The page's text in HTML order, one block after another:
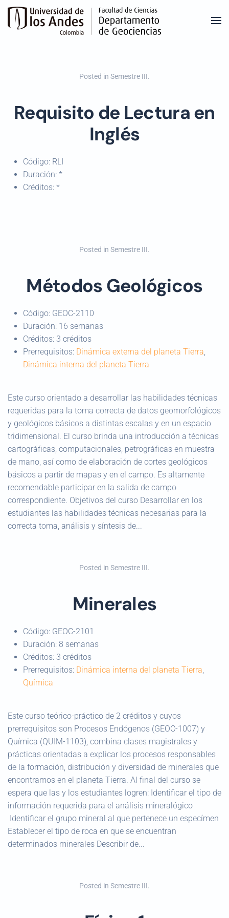
Skip to main content
Posted in Semestre III.
Requisito de Lectura en
Inglés
Código: RLI
Duración: *
Créditos: *
Posted in Semestre III.
Métodos Geológicos
Código: GEOC-2110
Duración: 16 semanas
Créditos: 3 créditos
Prerrequisitos: Dinámica externa del planeta Tierra,
Dinámica interna del planeta Tierra
Este curso orientado a desarrollar las habilidades técnicas
requeridas para la toma correcta de datos geomorfológicos
y geológicos básicos a distintas escalas y en un espacio
tridimensional. El curso brinda una introducción a técnicas
cartográficas, computacionales, petrográficas en muestra
de mano, así como de elaboración de cortes geológicos
básicos a partir de mapas y en el campo. Es altamente
recomendable participar en la salida de campo
correspondiente. Objetivos del curso Desarrollar en los
estudiantes las habilidades técnicas necesarias para la
correcta toma, análisis y síntesis de...
Posted in Semestre III.
Minerales
Código: GEOC-2101
Duración: 8 semanas
Créditos: 3 créditos
Prerrequisitos: Dinámica interna del planeta Tierra,
Química
Este curso teórico-práctico de 2 créditos y cuyos
prerrequisitos son Procesos Endógenos (GEOC-1007) y
Química (QUIM-1103), combina clases magistrales y
prácticas orientadas a explicar los procesos responsables
de la formación, distribución y diversidad de minerales que
encontramos en el planeta Tierra. Al final del curso se
espera que las y los estudiantes logren: Identificar el tipo de
información requerida para el análisis mineralógico
Identificar el grupo mineral al que pertenece un especímen
Establecer el tipo de roca en que se encuentran
determinados minerales Describir de...
Posted in Semestre III.